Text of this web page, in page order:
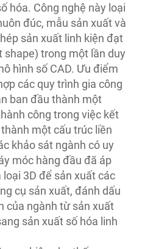
hóa. Công nghệ này loại
đúc, mẫu sản xuất và
sản xuất linh kiện đạt
shape) trong một lần duy
hình số CAD. Ưu điểm
các quy trình gia công
ban đầu thành một
công trong việc kết
một cấu trúc liền
khảo sát ngành có uy
móc hàng đầu đã áp
3D để sản xuất các
cụ sản xuất, đánh dấu
của ngành từ sản xuất
sản xuất số hóa linh